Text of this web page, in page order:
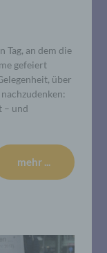
Tag, an dem die
gefeiert
über
– und
mehr ...